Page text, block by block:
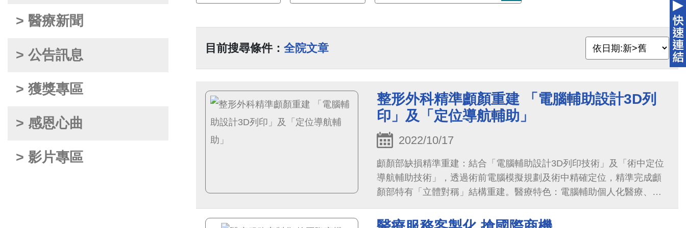
> 醫療新聞
> 公告訊息
> 獲獎專區
> 感恩心曲
> 影片專區
目前搜尋條件： 全院文章
整形外科精準顱顏重建 「電腦輔助設計3D列
印」及「定位導航輔助」
2022/10/17
顱顏部缺損精準重建：結合「電腦輔助設計3D列印技術」及「術中定位
導航輔助技術」，透過術前電腦模擬規劃及術中精確定位，精準完成顱
顏部特有「立體對稱」結構重建。醫療特色：電腦輔助個人化醫療、術
前模擬、優化手術